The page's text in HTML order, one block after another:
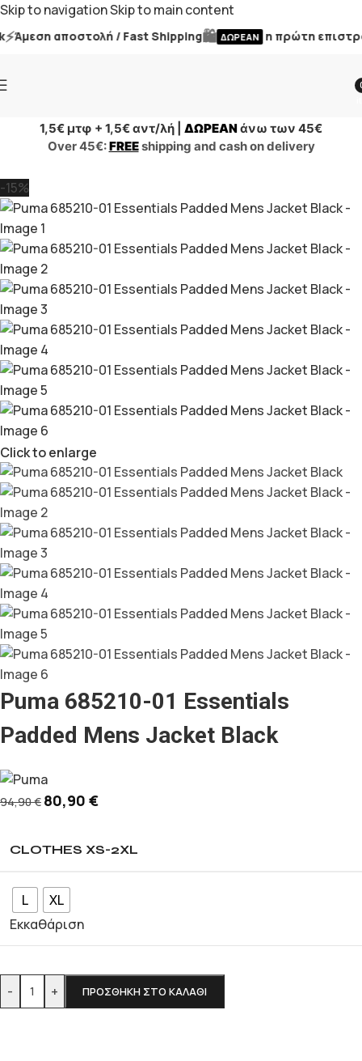
Skip to navigationSkip to main content
Άμεση αποστολή / Fast Shipping🛍️ ΔΩΡΕΑΝ η πρώτη
1,5€ μτφ + 1,5€ αντ/λή | ΔΩΡΕΑΝάνω των 45€
Over 45€:FREEshipping and cash on delivery
-15%
Click to enlarge
Puma 685210-01 Essentials
Padded Mens Jacket Black
94,90€ 80,90 €
CLOTHES XS-2XL
L
XL
Εκκαθάριση
- + ΠΡΟΣΘΉΚΗ ΣΤΟ ΚΑΛΆΘΙ